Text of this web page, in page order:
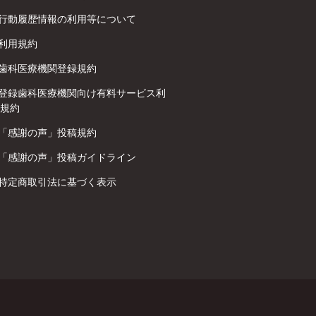
動履歴情報の利用等について
用規約
科医療機関登録規約
録歯科医療機関向け有料サービス利
約
「感謝の声」投稿規約
「感謝の声」投稿ガイドライン
定商取引法に基づく表示